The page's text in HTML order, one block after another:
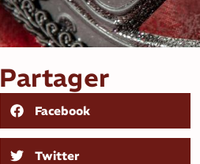
Partager
Facebook
Twitter